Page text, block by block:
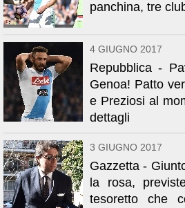
panchina, tre
4 GIUGNO 2017
Repubblica -
Genoa! Patto
e Preziosi al
dettagli
3 GIUGNO 2017
Gazzetta -
la rosa,
tesoretto che